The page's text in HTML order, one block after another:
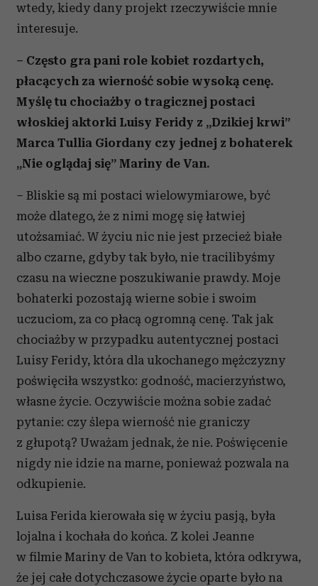
wtedy, kiedy dany projekt rzeczywiście mnie
interesuje.
– Często gra pani role kobiet rozdartych,
płacących za wierność sobie wysoką cenę.
Myślę tu chociażby o tragicznej postaci
włoskiej aktorki Luisy Feridy z „Dzikiej krwi”
Marca Tullia Giordany czy jednej z bohaterek
„Nie oglądaj się” Mariny de Van.
– Bliskie są mi postaci wielowymiarowe, być
może dlatego, że z nimi mogę się łatwiej
utożsamiać. W życiu nic nie jest przecież białe
albo czarne, gdyby tak było, nie tracilibyśmy
czasu na wieczne poszukiwanie prawdy. Moje
bohaterki pozostają wierne sobie i swoim
uczuciom, za co płacą ogromną cenę. Tak jak
chociażby w przypadku autentycznej postaci
Luisy Feridy, która dla ukochanego mężczyzny
poświęciła wszystko: godność, macierzyństwo,
własne życie. Oczywiście można sobie zadać
pytanie: czy ślepa wierność nie graniczy
z głupotą? Uważam jednak, że nie. Poświęcenie
nigdy nie idzie na marne, ponieważ pozwala na
odkupienie.
Luisa Ferida kierowała się w życiu pasją, była
lojalna i kochała do końca. Z kolei Jeanne
w filmie Mariny de Van to kobieta, która odkrywa,
że jej całe dotychczasowe życie oparte było na